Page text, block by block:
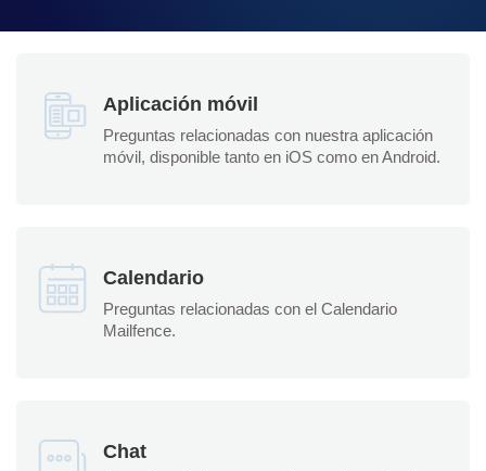
Aplicación móvil
Preguntas relacionadas con nuestra aplicación
móvil, disponible tanto en iOS como en Android.
Calendario
Preguntas relacionadas con el Calendario
Mailfence.
Chat